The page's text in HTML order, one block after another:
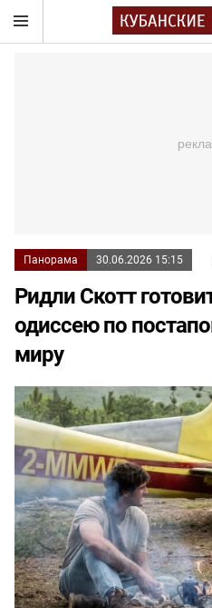
Панорама 30.06.2026 15:15
Ридли Скотт
одиссею по
миру